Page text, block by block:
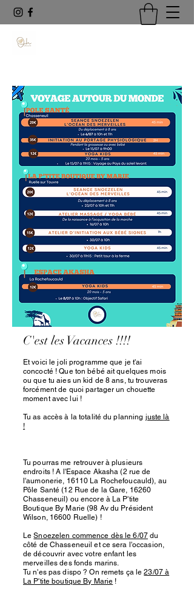
C'est les Vacances !!!!
Et voici le joli programme que je t'ai
concocté ! Que ton bébé ait quelques mois
ou que tu aies un kid de 8 ans, tu trouveras
forcément de quoi partager un chouette
moment avec lui !
Tu as accès à la totalité du planning juste là
!
Tu pourras me retrouver à plusieurs
endroits ! A l'Espace Akasha (2 rue de
l'aumonerie, 16110 La Rochefoucauld), au
Pôle Santé (12 Rue de la Gare, 16260
Chasseneuil) ou encore à La P'tite
Boutique By Marie (98 Av du Président
Wilson, 16600 Ruelle) !
LeSnoezelen commence dès le 6/07du
côté de Chasseneuil et ce sera l'occasion,
de découvrir avec votre enfant les
merveilles des fonds marins.
Tu n'es pas dispo ? On remets ça le23/07 à
La P'tite boutique By Marie !